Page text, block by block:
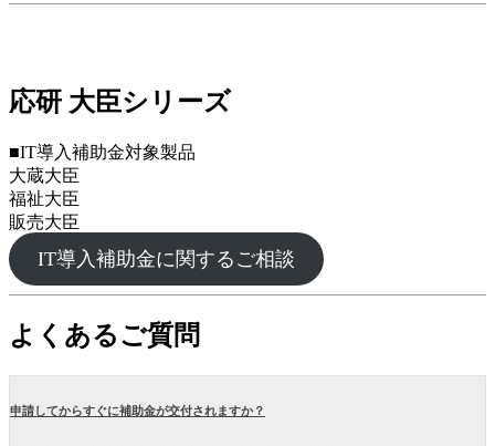
応研 大臣シリーズ
■IT導入補助金対象製品
大蔵大臣
福祉大臣
販売大臣
IT導入補助金に関するご相談
よくあるご質問
申請してからすぐに補助金が交付されますか？